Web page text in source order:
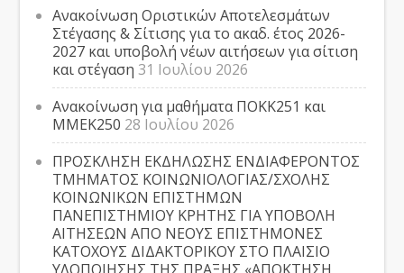
Ανακοίνωση Οριστικών Αποτελεσμάτων
Στέγασης & Σίτισης για το ακαδ. έτος 2026-
2027 και υποβολή νέων αιτήσεων για σίτιση
και στέγαση 31 Ιουλίου 2026
Ανακοίνωση για μαθήματα ΠΟΚΚ251 και
ΜΜΕΚ250 28 Ιουλίου 2026
ΠΡΟΣΚΛΗΣΗ ΕΚΔΗΛΩΣΗΣ ΕΝΔΙΑΦΕΡΟΝΤΟΣ
ΤΜΗΜΑΤΟΣ ΚΟΙΝΩΝΙΟΛΟΓΙΑΣ/ΣΧΟΛΗΣ
ΚΟΙΝΩΝΙΚΩΝ ΕΠΙΣΤΗΜΩΝ
ΠΑΝΕΠΙΣΤΗΜΙΟΥ ΚΡΗΤΗΣ ΓΙΑ ΥΠΟΒΟΛΗ
ΑΙΤΗΣΕΩΝ ΑΠΟ ΝΕΟΥΣ ΕΠΙΣΤΗΜΟΝΕΣ
ΚΑΤΟΧΟΥΣ ΔΙΔΑΚΤΟΡΙΚΟΥ ΣΤΟ ΠΛΑΙΣΙΟ